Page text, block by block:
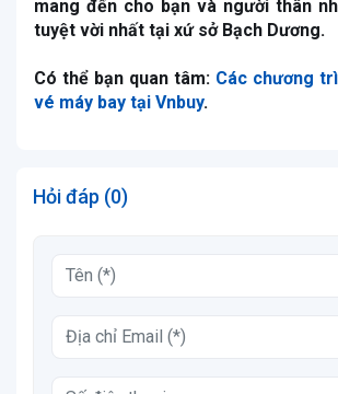
mang đến cho bạn và người thân
tuyệt vời nhất tại xứ sở Bạch Dương.
Có thể bạn quan tâm: Các chương
vé máy bay tại Vnbuy.
Hỏi đáp (0)